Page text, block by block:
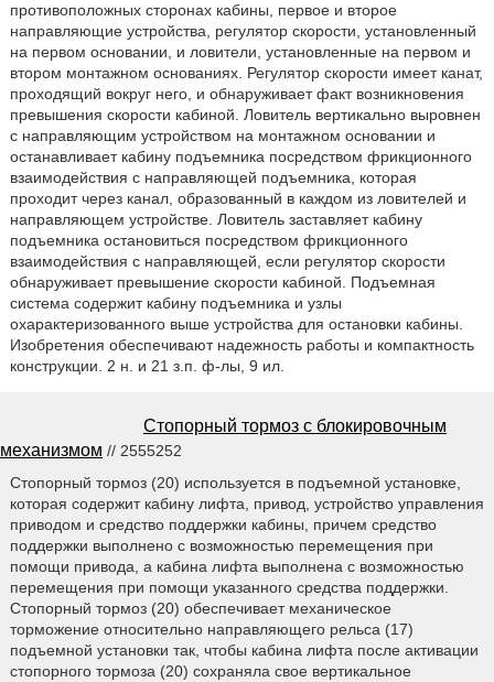
противоположных сторонах кабины, первое и второе
направляющие устройства, регулятор скорости, установленный
на первом основании, и ловители, установленные на первом и
втором монтажном основаниях. Регулятор скорости имеет канат,
проходящий вокруг него, и обнаруживает факт возникновения
превышения скорости кабиной. Ловитель вертикально выровнен
с направляющим устройством на монтажном основании и
останавливает кабину подъемника посредством фрикционного
взаимодействия с направляющей подъемника, которая
проходит через канал, образованный в каждом из ловителей и
направляющем устройстве. Ловитель заставляет кабину
подъемника остановиться посредством фрикционного
взаимодействия с направляющей, если регулятор скорости
обнаруживает превышение скорости кабиной. Подъемная
система содержит кабину подъемника и узлы
охарактеризованного выше устройства для остановки кабины.
Изобретения обеспечивают надежность работы и компактность
конструкции. 2 н. и 21 з.п. ф-лы, 9 ил.
Стопорный тормоз с блокировочным
механизмом // 2555252
Стопорный тормоз (20) используется в подъемной установке,
которая содержит кабину лифта, привод, устройство управления
приводом и средство поддержки кабины, причем средство
поддержки выполнено с возможностью перемещения при
помощи привода, а кабина лифта выполнена с возможностью
перемещения при помощи указанного средства поддержки.
Стопорный тормоз (20) обеспечивает механическое
торможение относительно направляющего рельса (17)
подъемной установки так, чтобы кабина лифта после активации
стопорного тормоза (20) сохраняла свое вертикальное